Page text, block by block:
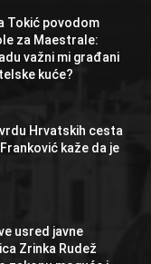
Tokić povodom
za Maestrale:
važni mi građani
kuće?
Hrvatskih cesta
kaže da je
usred javne
Zrinka Rudež